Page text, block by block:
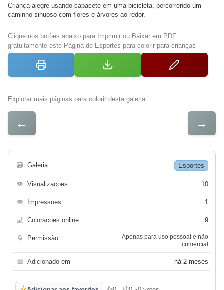
Criança alegre usando capacete em uma bicicleta, percorrendo um
caminho sinuoso com flores e árvores ao redor.
Clique nos botões abaixo para Imprimir ou Baixar em PDF
gratuitamente este Página de Esportes para colorir para crianças
Explorar mais páginas para colorir desta galeria
← →
🗃 Galeria Esportes
👁 Visualizacoes 10
👁 Impressoes 1
💻 Coloracoes online 9
🔒 Permissão
Apenas para uso pessoal e não
comercial
📅 Adicionado em há 2 meses